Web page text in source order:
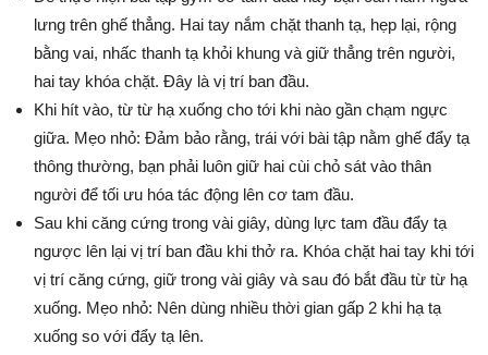
lưng trên ghế thẳng. Hai tay nắm chặt thanh tạ, hẹp lại, rộng
bằng vai, nhấc thanh tạ khỏi khung và giữ thẳng trên người,
hai tay khóa chặt. Đây là vị trí ban đầu.
Khi hít vào, từ từ hạ xuống cho tới khi nào gần chạm ngực
giữa. Mẹo nhỏ: Đảm bảo rằng, trái với bài tập nằm ghế đẩy tạ
thông thường, bạn phải luôn giữ hai cùi chỏ sát vào thân
người để tối ưu hóa tác động lên cơ tam đầu.
Sau khi căng cứng trong vài giây, dùng lực tam đầu đẩy tạ
ngược lên lại vị trí ban đầu khi thở ra. Khóa chặt hai tay khi tới
vị trí căng cứng, giữ trong vài giây và sau đó bắt đầu từ từ hạ
xuống. Mẹo nhỏ: Nên dùng nhiều thời gian gấp 2 khi hạ tạ
xuống so với đẩy tạ lên.